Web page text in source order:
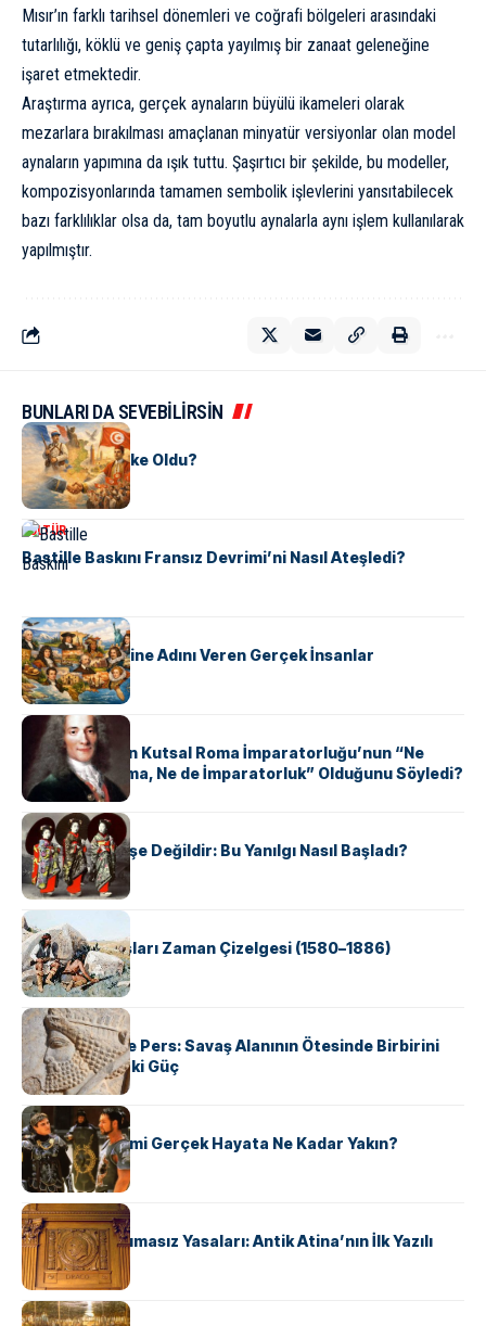
Mısır’ın farklı tarihsel dönemleri ve coğrafi bölgeleri arasındaki
tutarlılığı, köklü ve geniş çapta yayılmış bir zanaat geleneğine
işaret etmektedir.
Araştırma ayrıca, gerçek aynaların büyülü ikameleri olarak
mezarlara bırakılması amaçlanan minyatür versiyonlar olan model
aynaların yapımına da ışık tuttu. Şaşırtıcı bir şekilde, bu modeller,
kompozisyonlarında tamamen sembolik işlevlerini yansıtabilecek
bazı farklılıklar olsa da, tam boyutlu aynalarla aynı işlem kullanılarak
yapılmıştır.
BUNLARI DA SEVEBİLİRSİN
KÜLTÜR
Tunus Nasıl Ülke Oldu?
KÜLTÜR
Bastille Baskını Fransız Devrimi’ni Nasıl Ateşledi?
KÜLTÜR
ABD Eyaletlerine Adını Veren Gerçek İnsanlar
KÜLTÜR
Voltaire Neden Kutsal Roma İmparatorluğu’nun “Ne
Kutsal, Ne Roma, Ne de İmparatorluk” Olduğunu Söyledi?
KÜLTÜR
Geyşalar Fahişe Değildir: Bu Yanılgı Nasıl Başladı?
KÜLTÜR
Apache Savaşları Zaman Çizelgesi (1580–1886)
KÜLTÜR
Antik Yunan ve Pers: Savaş Alanının Ötesinde Birbirini
Şekillendiren İki Güç
KÜLTÜR
‘Gladiator’ Filmi Gerçek Hayata Ne Kadar Yakın?
KÜLTÜR
Draco’nun Acımasız Yasaları: Antik Atina’nın İlk Yazılı
Hukuk Kodu
KÜLTÜR